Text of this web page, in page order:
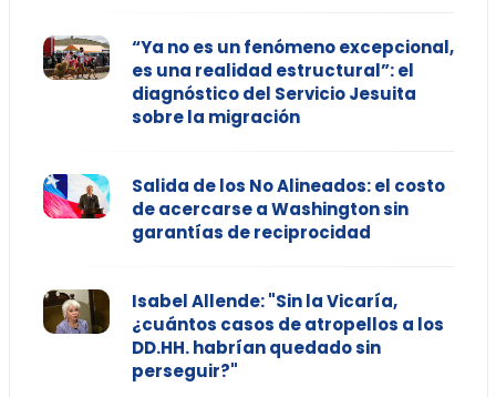
“Ya no es un fenómeno excepcional,
es una realidad estructural”: el
diagnóstico del Servicio Jesuita
sobre la migración
Salida de los No Alineados: el costo
de acercarse a Washington sin
garantías de reciprocidad
Isabel Allende: "Sin la Vicaría,
¿cuántos casos de atropellos a los
DD.HH. habrían quedado sin
perseguir?"